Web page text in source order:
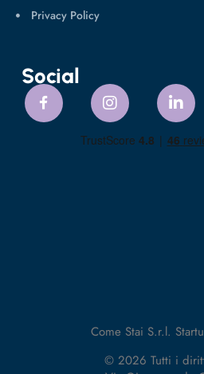
Privacy Policy
Social
Come Stai S.r.l.
© 2026 Tutti i